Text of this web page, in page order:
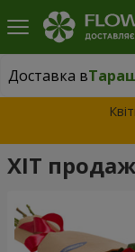
Доставка в
Доставка в
ХІТ